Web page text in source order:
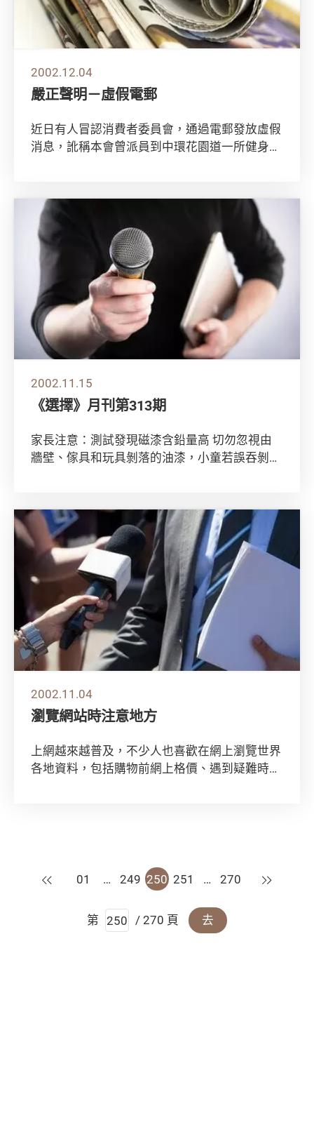
2002.12.04
嚴正聲明－虛假電郵
近日有人冒認消費者委員會，通過電郵發放虛假
消息，訛稱本會曾派員到中環花園道一所健身中
2002.11.15
《選擇》月刊第313期
家長注意：測試發現磁漆含鉛量高 切勿忽視由
牆壁、傢具和玩具剝落的油漆，小童若誤吞剝落
2002.11.04
瀏覽網站時注意地方
上網越來越普及，不少人也喜歡在網上瀏覽世界
各地資料，包括購物前網上格價、遇到疑難時到
上一頁
01 … 249 250 251 … 270 下一頁
第 / 270 頁 去